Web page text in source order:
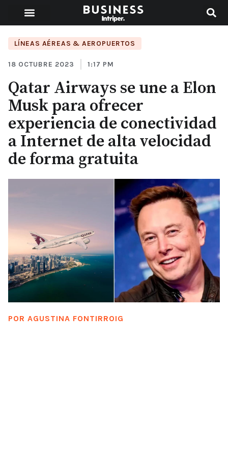
LÍNEAS AÉREAS & AEROPUERTOS
18 OCTUBRE 2023 1:17 PM
Qatar Airways se une a Elon
Musk para ofrecer
experiencia de conectividad
a Internet de alta velocidad
de forma gratuita
POR AGUSTINA FONTIRROIG